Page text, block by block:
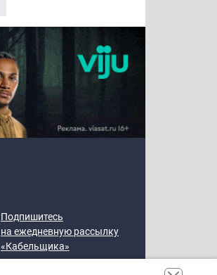
Подпишитесь
на ежедневную рассылку
«Кабельщика»